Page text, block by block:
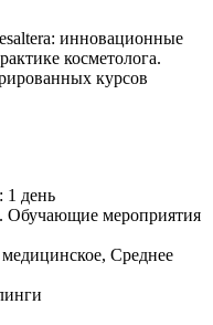
инновационные
косметолога.
курсов
1 день
Обучающие мероприятия
Среднее